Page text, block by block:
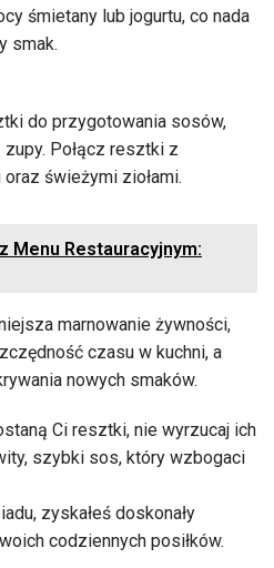
śmietany lub jogurtu, co nada
smak.
do przygotowania sosów,
Połącz resztki z
świeżymi ziołami.
Menu Restauracyjnym:
marnowanie żywności,
czasu w kuchni, a
nowych smaków.
Ci resztki, nie wyrzucaj ich
szybki sos, który wzbogaci
zyskałeś doskonały
codziennych posiłków.